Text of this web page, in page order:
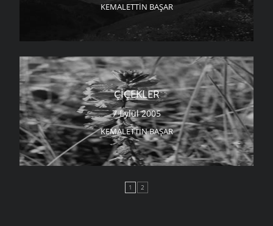
KEMALETTIN BAŞAR
ÇIÇEKLER
7 Eylül 2005
KEMALETTIN BAŞAR
1 2